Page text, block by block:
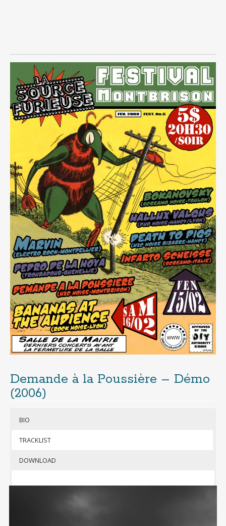
Demande à la Poussière – Démo
(2006)
BIO
TRACKLIST
DOWNLOAD
emande à